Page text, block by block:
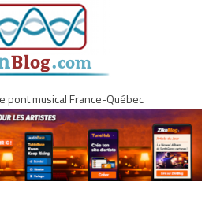
pont musical France-Québec